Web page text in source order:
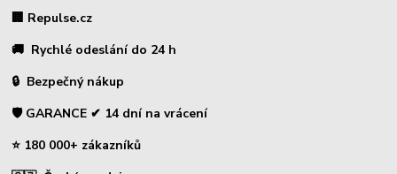
🏢 Repulse.cz
🚚 Rychlé odeslání do 24 h
🔒 Bezpečný nákup
🛡️ GARANCE ✔ 14 dní na vrácení
⭐ 180 000+ zákazníků